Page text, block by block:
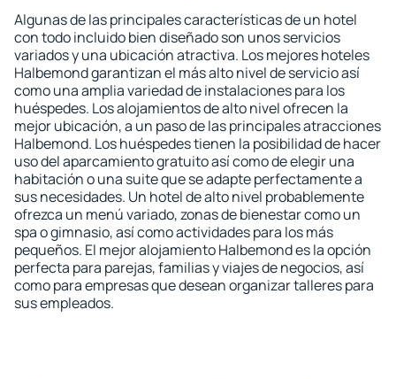
Algunas de las principales características de un hotel
con todo incluido bien diseñado son unos servicios
variados y una ubicación atractiva. Los mejores hoteles
Halbemond garantizan el más alto nivel de servicio así
como una amplia variedad de instalaciones para los
huéspedes. Los alojamientos de alto nivel ofrecen la
mejor ubicación, a un paso de las principales atracciones
Halbemond. Los huéspedes tienen la posibilidad de hacer
uso del aparcamiento gratuito así como de elegir una
habitación o una suite que se adapte perfectamente a
sus necesidades. Un hotel de alto nivel probablemente
ofrezca un menú variado, zonas de bienestar como un
spa o gimnasio, así como actividades para los más
pequeños. El mejor alojamiento Halbemond es la opción
perfecta para parejas, familias y viajes de negocios, así
como para empresas que desean organizar talleres para
sus empleados.